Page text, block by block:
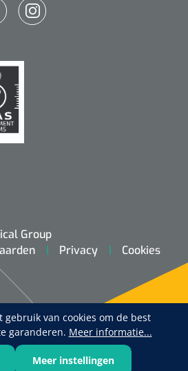
Group
Privacy Cookies
gebruik van cookies om de best
garanderen. Meer informatie...
Meer instellingen